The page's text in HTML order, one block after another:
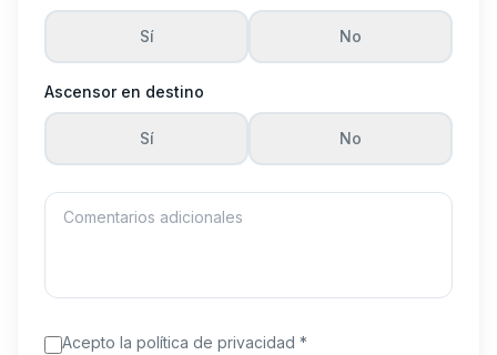
Sí No
Ascensor en destino
Sí No
Acepto la política de privacidad *